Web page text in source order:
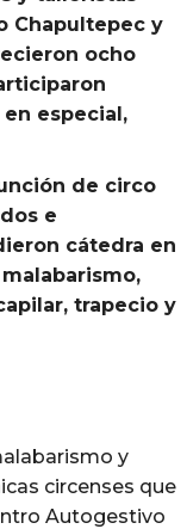
Chapultepec y
ocho
especial,
de circo
e
cátedra en
trapecio y
y
circenses que
Autogestivo